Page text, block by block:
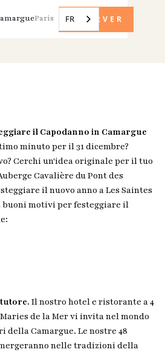
Paris FR
RÉSERVER
il Capodanno in Camargue
minuto per il 31 dicembre?
Cerchi un'idea originale per il tuo
Cavalière du Pont des
il nuovo anno a Les Saintes
buoni motivi per festeggiare il
Il nostro hotel e ristorante a 4
de la Mer vi invita nel mondo
Camargue. Le nostre 48
nelle tradizioni della